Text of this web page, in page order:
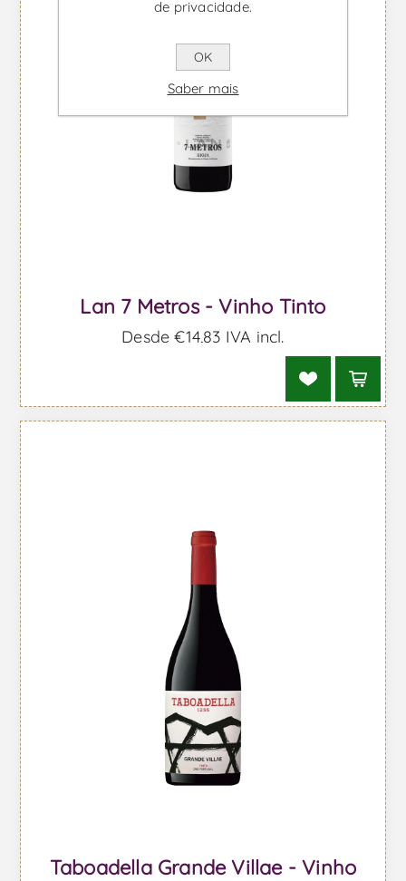
Lan 7 Metros - Vinho Tinto
Desde €14,83 IVA incl.
Taboadella Grande Villae - Vinho
de privacidade.
OK
Saber mais